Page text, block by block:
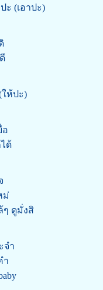
ะ (เอาปะ)
ให้ปะ)
อ
ด้
ม่
ๆ ดูมั่งสิ
จำ
ำ